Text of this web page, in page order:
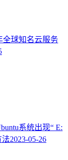
全球知名云服务
系统出现“ E:
法2023-05-26